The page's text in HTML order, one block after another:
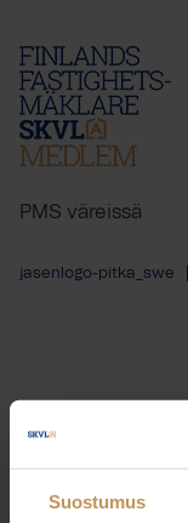
Suostumus
PMS väreissä
jasenlogo-pitka_swe